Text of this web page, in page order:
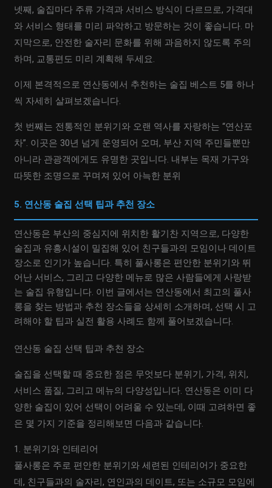
넷째, 술집마다 주류 가격과 서비스 방식이 다르므로, 가격대
와 서비스 형태를 미리 파악하고 방문하는 것이 좋습니다. 마
지막으로, 안전한 술자리 문화를 위해 과음하지 않도록 주의
하며, 교통편도 미리 계획해 두세요.
이제 본격적으로 연산동에서 추천하는 술집 베스트 5를 하나
씩 자세히 살펴보겠습니다.
첫 번째는 전통적인 분위기와 오랜 역사를 자랑하는 “연산포
차”. 이곳은 30년 넘게 운영되어 오며, 부산 지역 주민들뿐만
아니라 관광객에게도 유명한 곳입니다. 내부는 목재 가구와
따뜻한 조명으로 꾸며져 있어 아늑한 분위
5. 연산동 술집 선택 팁과 추천 장소
연산동은 부산의 중심지에 위치한 활기찬 지역으로, 다양한
술집과 유흥시설이 밀집해 있어 친구들과의 모임이나 데이트
장소로 인기가 높습니다. 특히 풀사롱은 편안한 분위기와 뛰
어난 서비스, 그리고 다양한 메뉴로 많은 사람들에게 사랑받
는 술집 유형입니다. 이번 글에서는 연산동에서 최고의 풀사
롱을 찾는 방법과 추천 장소들을 상세히 소개하며, 선택 시 고
려해야 할 팁과 실전 활용 사례도 함께 풀어보겠습니다.
연산동 술집 선택 팁과 추천 장소
술집을 선택할 때 중요한 점은 무엇보다 분위기, 가격, 위치,
서비스 품질, 그리고 메뉴의 다양성입니다. 연산동은 이미 다
양한 술집이 있어 선택이 어려울 수 있는데, 이때 고려하면 좋
은 몇 가지 기준을 정리해보면 다음과 같습니다.
1. 분위기와 인테리어
풀사롱은 주로 편안한 분위기와 세련된 인테리어가 중요한
데, 친구들과의 술자리, 연인과의 데이트, 또는 소규모 모임에